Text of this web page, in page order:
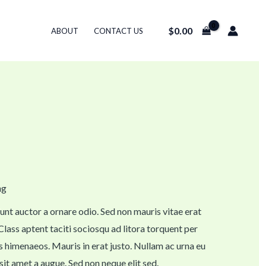
ABOUT CONTACT US $0.00
auctor a ornare odio. Sed non mauris vitae erat
aptent taciti sociosqu ad litora torquent per
Mauris in erat justo. Nullam ac urna eu
amet a augue. Sed non neque elit sed.